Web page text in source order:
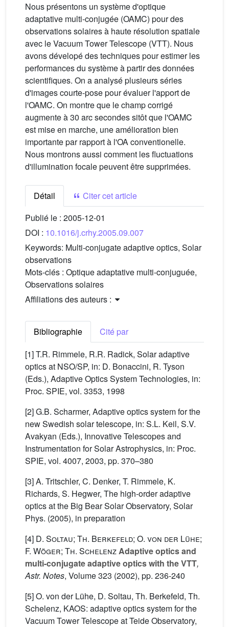
Nous présentons un système d'optique
adaptative multi-conjugée (OAMC) pour des
observations solaires à haute résolution spatiale
avec le Vacuum Tower Telescope (VTT). Nous
avons dévelopé des techniques pour estimer les
performances du système à partir des données
scientifiques. On a analysé plusieurs séries
d'images courte-pose pour évaluer l'apport de
l'OAMC. On montre que le champ corrigé
augmente à 30 arc secondes sitôt que l'OAMC
est mise en marche, une amélioration bien
importante par rapport à l'OA conventionelle.
Nous montrons aussi comment les fluctuations
d'illumination focale peuvent être supprimées.
Détail
Citer cet article
Publié le : 2005-12-01
DOI : 10.1016/j.crhy.2005.09.007
Keywords: Multi-conjugate adaptive optics, Solar
observations
Mots-clés : Optique adaptative multi-conjuguée,
Observations solaires
Affiliations des auteurs :
Bibliographie
Cité par
[1] T.R. Rimmele, R.R. Radick, Solar adaptive
optics at NSO/SP, in: D. Bonaccini, R. Tyson
(Eds.), Adaptive Optics System Technologies, in:
Proc. SPIE, vol. 3353, 1998
[2] G.B. Scharmer, Adaptive optics system for the
new Swedish solar telescope, in: S.L. Keil, S.V.
Avakyan (Eds.), Innovative Telescopes and
Instrumentation for Solar Astrophysics, in: Proc.
SPIE, vol. 4007, 2003, pp. 370–380
[3] A. Tritschler, C. Denker, T. Rimmele, K.
Richards, S. Hegwer, The high-order adaptive
optics at the Big Bear Solar Observatory, Solar
Phys. (2005), in preparation
[4] D. Soltau; Th. Berkefeld; O. von der Lühe;
F. Wöger; Th. SchelenzAdaptive optics and
multi-conjugate adaptive optics with the VTT,
Astr. Notes, Volume 323 (2002), pp. 236-240
[5] O. von der Lühe, D. Soltau, Th. Berkefeld, Th.
Schelenz, KAOS: adaptive optics system for the
Vacuum Tower Telescope at Teide Observatory,